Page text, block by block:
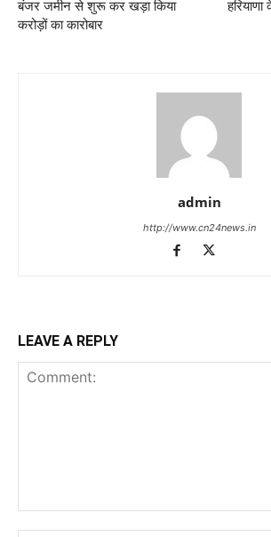
बंजर जमीन से शुरू कर खड़ा किया
करोड़ों का कारोबार
admin
http://www.cn24news.in
LEAVE A REPLY